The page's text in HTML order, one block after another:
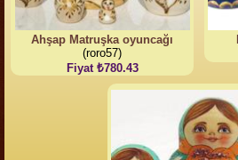
Ahşap Matruşka oyuncağı
(roro57)
Fiyat ₺780.43